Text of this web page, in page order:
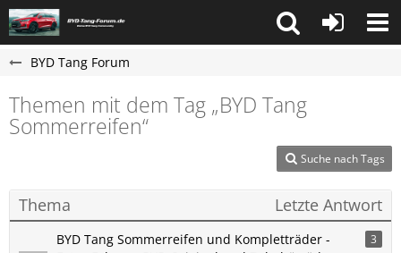
BYD Tang Forum
Themen mit dem Tag „BYD Tang
Sommerreifen“
Suche nach Tags
Thema Letzte Antwort
BYD Tang Sommerreifen und Kompletträder -
3